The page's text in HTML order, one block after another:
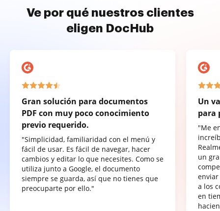
Ve por qué nuestros clientes
eligen DocHub
Gran solución para documentos
PDF con muy poco conocimiento
previo requerido.
"Simplicidad, familiaridad con el menú y
fácil de usar. Es fácil de navegar, hacer
cambios y editar lo que necesites. Como se
utiliza junto a Google, el documento
siempre se guarda, así que no tienes que
preocuparte por ello."
Un
para
"Me
un
a los
en